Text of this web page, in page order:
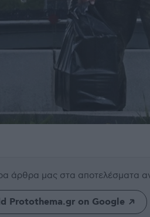
άρθρα μας στα αποτελέσματα
Protothema.gr on Google